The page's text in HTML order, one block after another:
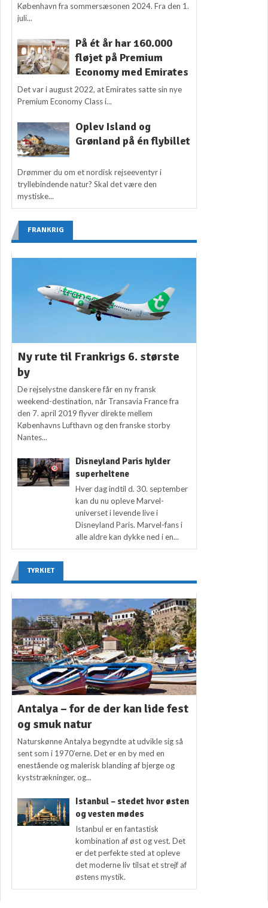
København fra sommersæsonen 2024. Fra den 1.
juli...
På ét år har 160.000
fløjet på Premium
Economy med Emirates
Det var i august 2022, at Emirates satte sin nye
Premium Economy Class i...
Oplev Island og
Grønland på én flybillet
Drømmer du om et nordisk rejseeventyr i
tryllebindende natur? Skal det være den
mystiske...
FRANKRIG
Ny rute til Frankrigs 6. største
by
De rejselystne danskere får en ny fransk
weekend-destination, når Transavia France fra
den 7. april 2019 flyver direkte mellem
Københavns Lufthavn og den franske storby
Nantes...
Disneyland Paris hylder
superheltene
Hver dag indtil d. 30. september
kan du nu opleve Marvel-
universet i levende live i
Disneyland Paris. Marvel-fans i
alle aldre kan dykke ned i en...
TYRKIET
Antalya – for de der kan lide fest
og smuk natur
Naturskønne Antalya begyndte at udvikle sig så
sent som i 1970’erne. Det er en by med en
enestående og malerisk blanding af bjerge og
kyststrækninger, og...
Istanbul – stedet hvor østen
og vesten mødes
Istanbul er en fantastisk
kombination af øst og vest. Det
er det perfekte sted at opleve
det moderne liv tilsat et strejf af
østens mystik.